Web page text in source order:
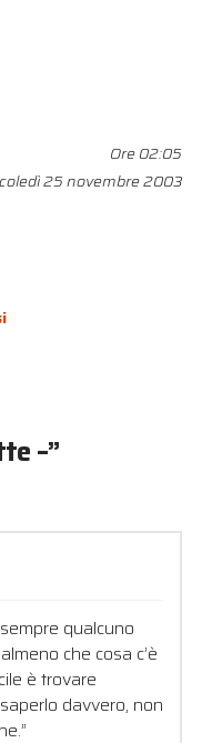
Ore 02:05
25 novembre 2003
–”
qualcuno
che cosa c’è
è trovare
davvero, non